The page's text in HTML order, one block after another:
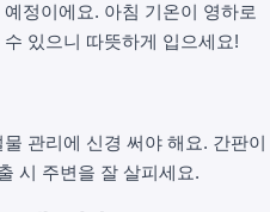
정이에요. 아침 기온이 영하로
있으니 따뜻하게 입으세요!
관리에 신경 써야 해요. 간판이
시 주변을 잘 살피세요.